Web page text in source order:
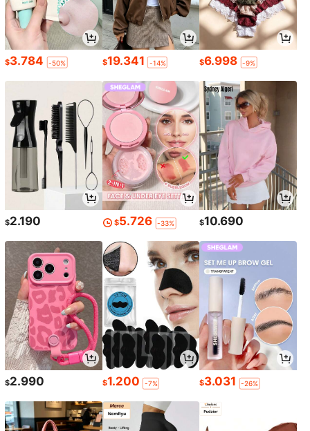
$3.784 -50% $19.341 -14% $6.998 -9%
$2.190 $5.726 -33% $10.690
$2.990 $1.200 -7% $3.031 -26%